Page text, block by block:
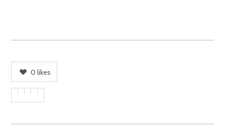
0 likes